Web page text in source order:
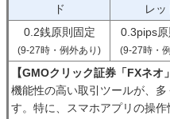
ド
レッ
0.2銭原則固定
(9-27時・例外あり)
0.3pips
(9-27時・
【GMOクリック証券「FXネオ
機能性の高い取引ツールが、
す。特に、スマホアプリの操